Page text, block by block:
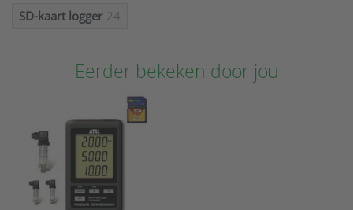
SD-kaart logger 24
Eerder bekeken door jou